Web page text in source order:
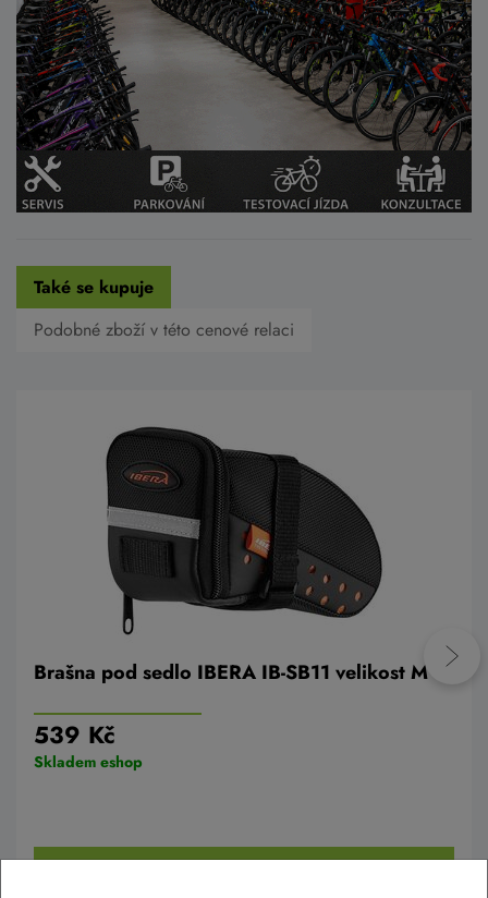
Také se kupuje
Podobné zboží v této cenové relaci
Brašna pod sedlo IBERA IB-SB11 velikost M
539 Kč
Skladem eshop